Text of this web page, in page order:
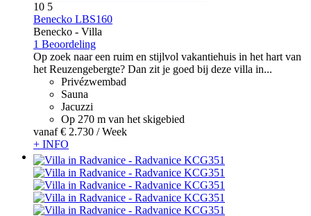
10 5
Benecko LBS160
Benecko - Villa
1 Beoordeling
Op zoek naar een ruim en stijlvol vakantiehuis in het hart van
het Reuzengebergte? Dan zit je goed bij deze villa in...
Privézwembad
Sauna
Jacuzzi
Op 270 m van het skigebied
vanaf € 2.730 / Week
+ INFO